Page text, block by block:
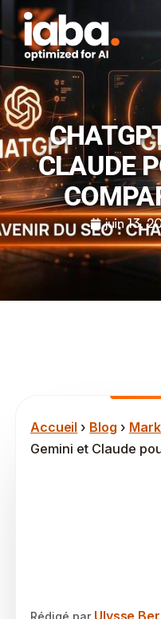
CLAUDE
juin 13,
Accueil › Blog ›
Gemini et Claude
Rédigé par Ulysse